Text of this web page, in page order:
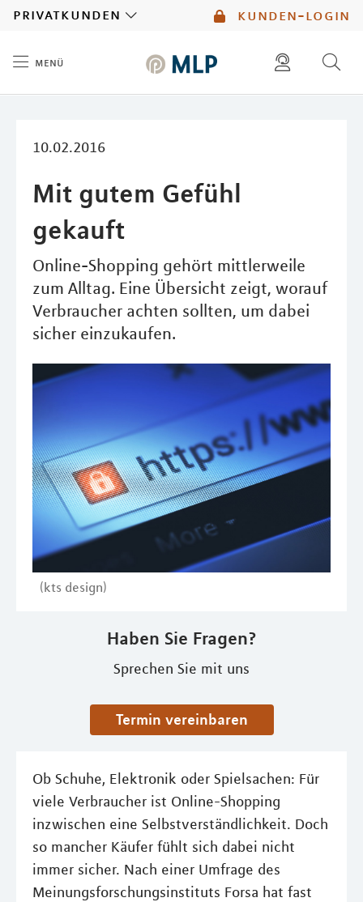
kunden-login
privatkunden
menü
10.02.2016
Mit gutem Gefühl
gekauft
Online-Shopping gehört mittlerweile
zum Alltag. Eine Übersicht zeigt, worauf
Verbraucher achten sollten, um dabei
sicher einzukaufen.
(kts design)
Haben Sie Fragen?
Sprechen Sie mit uns
Termin vereinbaren
Ob Schuhe, Elektronik oder Spielsachen: Für
viele Verbraucher ist Online-Shopping
inzwischen eine Selbstverständlichkeit. Doch
so mancher Käufer fühlt sich dabei nicht
immer sicher. Nach einer Umfrage des
Meinungsforschungsinstituts Forsa hat fast